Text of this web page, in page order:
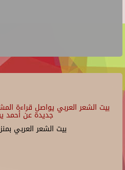
بيت الشعر العربي يواصل قراءة
جديدة عن
بيت الشعر العربي